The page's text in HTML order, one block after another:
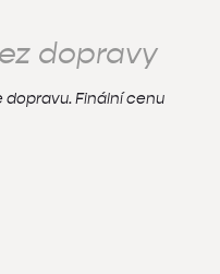
dopravy
Finální cenu